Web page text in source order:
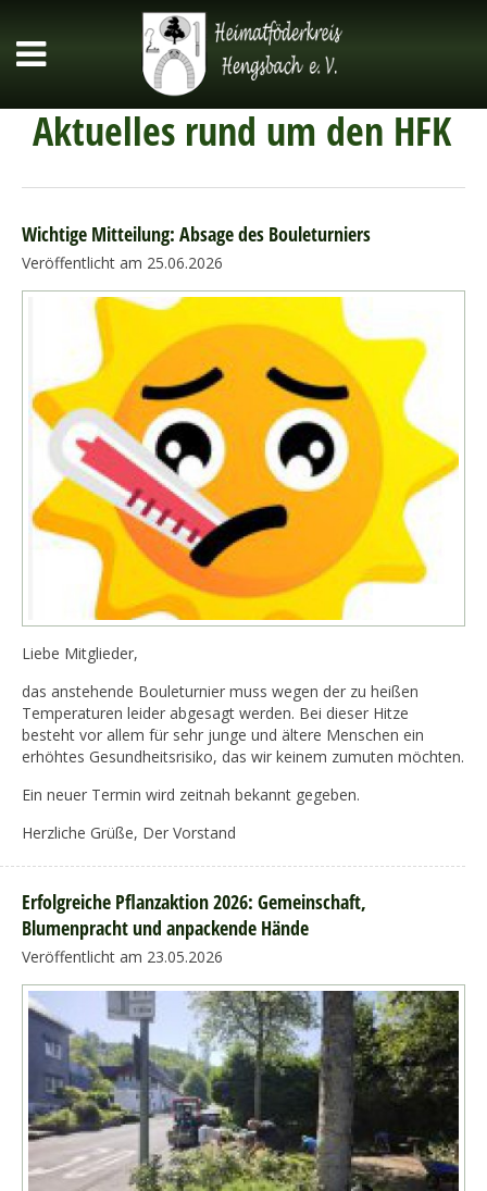
Aktuelles rund um den HFK
Wichtige Mitteilung: Absage des Bouleturniers
Veröffentlicht am 25.06.2026
Liebe Mitglieder,
das anstehende Bouleturnier muss wegen der zu heißen
Temperaturen leider abgesagt werden. Bei dieser Hitze
besteht vor allem für sehr junge und ältere Menschen ein
erhöhtes Gesundheitsrisiko, das wir keinem zumuten möchten.
Ein neuer Termin wird zeitnah bekannt gegeben.
Herzliche Grüße, Der Vorstand
Erfolgreiche Pflanzaktion 2026: Gemeinschaft,
Blumenpracht und anpackende Hände
Veröffentlicht am 23.05.2026